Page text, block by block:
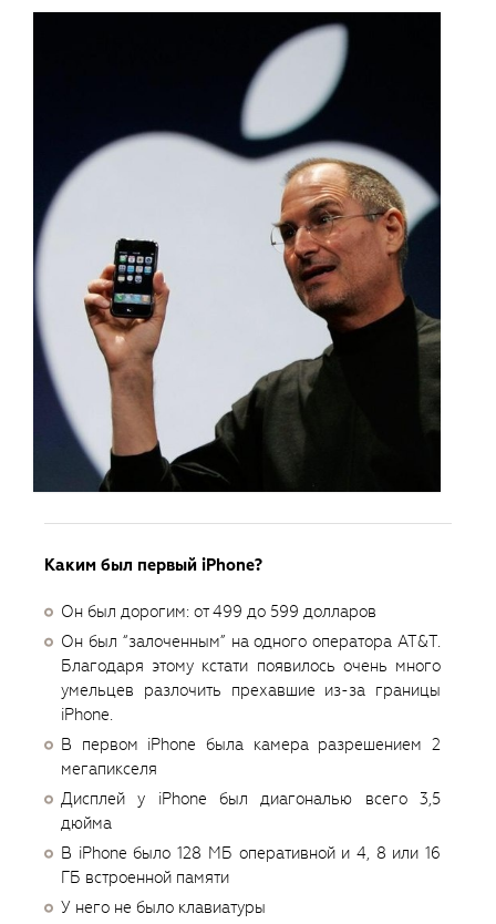
Каким был первый iPhone?
Он был дорогим: от 499 до 599 долларов
Он был “залоченным” на одного оператора AT&T.
Благодаря этому кстати появилось очень много
умельцев разлочить прехавшие из-за границы
iPhone.
В первом iPhone была камера разрешением 2
мегапикселя
Дисплей у iPhone был диагональю всего 3,5
дюйма
В iPhone было 128 МБ оперативной и 4, 8 или 16
ГБ встроенной памяти
У него не было клавиатуры